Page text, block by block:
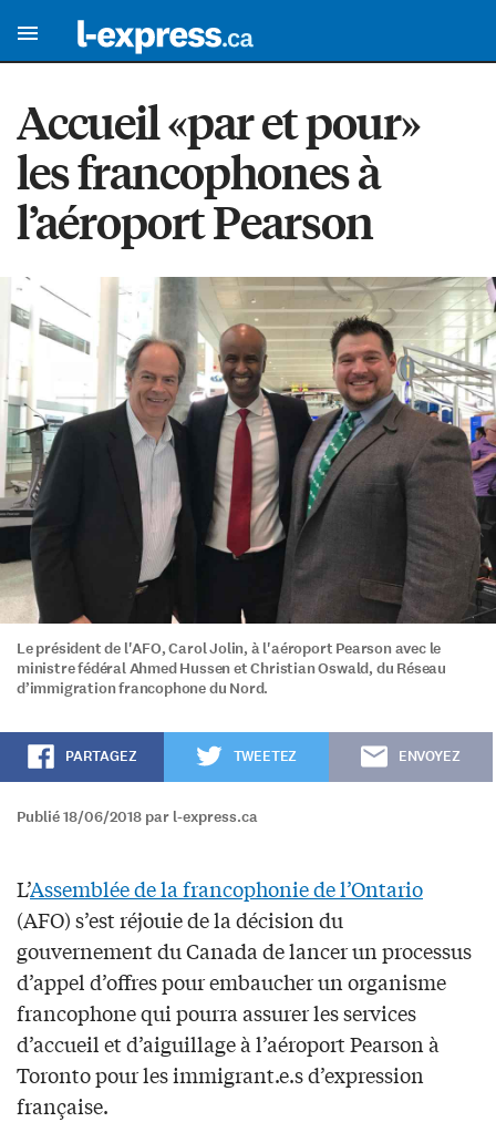
Accueil «par et pour»
les francophones à
l’aéroport Pearson
Le président de l'AFO, Carol Jolin, à l'aéroport Pearson avec le
ministre fédéral Ahmed Hussen et Christian Oswald, du Réseau
d’immigration francophone du Nord.
PARTAGEZ TWEETEZ ENVOYEZ
Publié 18/06/2018 par l-express.ca
L’Assemblée de la francophonie de l’Ontario
(AFO) s’est réjouie de la décision du
gouvernement du Canada de lancer un processus
d’appel d’offres pour embaucher un organisme
francophone qui pourra assurer les services
d’accueil et d’aiguillage à l’aéroport Pearson à
Toronto pour les immigrant.e.s d’expression
française.